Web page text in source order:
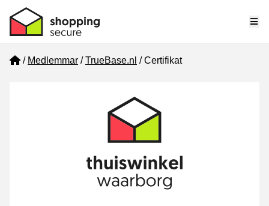
Home
Medlemmar TrueBase.nl Certifikat